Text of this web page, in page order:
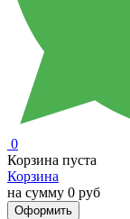
0
Корзина пуста
Корзина
на сумму 0 руб
Оформить